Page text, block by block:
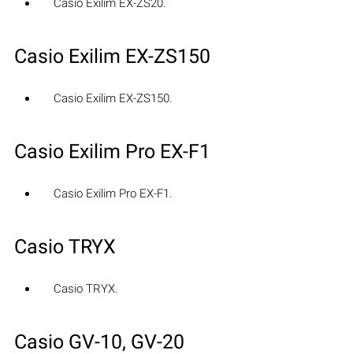
Casio Exilim EX-ZS20.
Casio Exilim EX-ZS150
Casio Exilim EX-ZS150.
Casio Exilim Pro EX-F1
Casio Exilim Pro EX-F1.
Casio TRYX
Casio TRYX.
Casio GV-10, GV-20